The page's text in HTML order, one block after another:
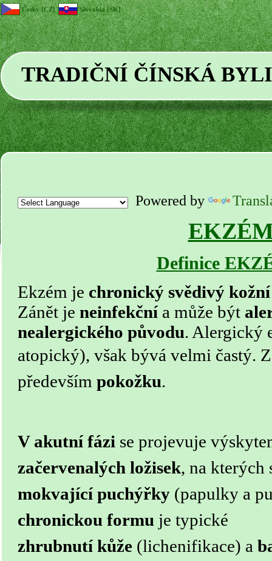
TRADIČNÍ ČÍNSKÁ
Česky [CZ] Slovakia [SK]
Powered by
Definice
Ekzém je chronický svědivý
Zánět je neinfekčnía může být
nealergického původu. Alergický
atopický), však bývá velmi častý.
především pokožku.
V akutní fázi se projevuje
začervenalých ložisek, na kterých
mokvajícípuchýřky (papulky a
chronickou formu je typické
zhrubnutíkůže (lichenifikace) a